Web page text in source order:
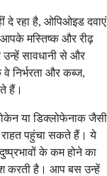
दे रहा है, ओपिओइड दवाएं
आपके मस्तिष्क और रीढ़
सावधानी से और
निर्भरता और कब्ज,
हैं।
या डिक्लोफेनाक जैसी
राहत पहुंचा सकते हैं। ये
के कम होने का
करती है। आप बस उन्हें